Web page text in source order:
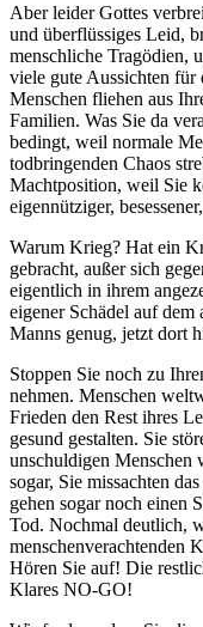
Aber leider Gottes
und überflüssiges Leid,
menschliche Tragödien,
viele gute Aussichten für
Menschen fliehen aus
Familien. Was Sie da
bedingt, weil normale
todbringenden Chaos
Machtposition, weil Sie
eigennütziger,
Warum Krieg? Hat ein
gebracht, außer sich
eigentlich in ihrem
eigener Schädel auf
Manns genug, jetzt dort
Stoppen Sie noch zu
nehmen. Menschen
Frieden den Rest ihres
gesund gestalten. Sie
unschuldigen Menschen
sogar, Sie missachten
gehen sogar noch einen
Tod. Nochmal deutlich,
menschenverachtenden
Hören Sie auf! Die
Klares NO-GO!